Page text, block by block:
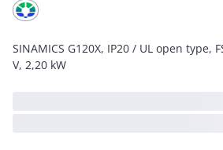
SINAMICS G120X, IP20 / UL open type,
V, 2,20 kW